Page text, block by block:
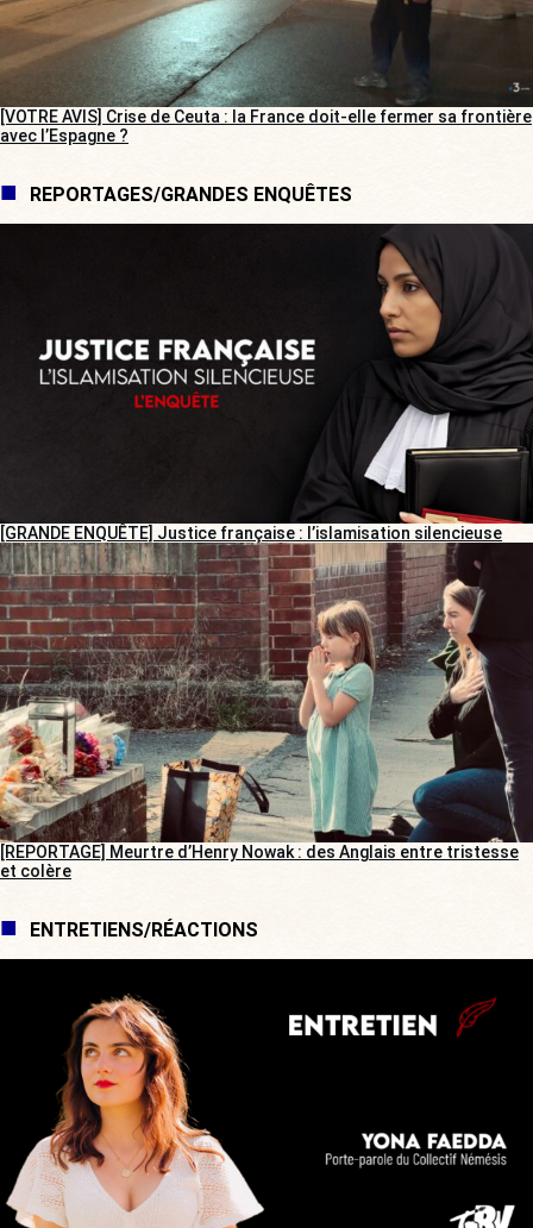
[VOTRE AVIS] Crise de Ceuta : la France doit-elle fermer sa frontière
avec l’Espagne ?
REPORTAGES/GRANDES ENQUÊTES
[GRANDE ENQUÊTE] Justice française : l’islamisation silencieuse
[REPORTAGE] Meurtre d’Henry Nowak : des Anglais entre tristesse
et colère
ENTRETIENS/RÉACTIONS